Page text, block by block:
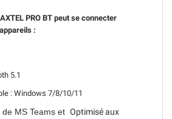
PRO BT peut se connecter
:
5.1
: Windows 7/8/10/11
MS Teams et Optimisé aux